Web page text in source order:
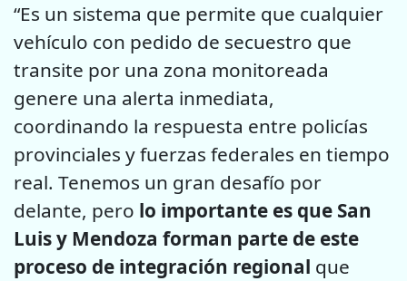
“Es un sistema que permite que cualquier
vehículo con pedido de secuestro que
transite por una zona monitoreada
genere una alerta inmediata,
coordinando la respuesta entre policías
provinciales y fuerzas federales en tiempo
real. Tenemos un gran desafío por
delante, pero lo importante es que San
Luis y Mendoza forman parte de este
proceso de integración regional que